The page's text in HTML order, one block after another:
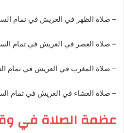
– صلاة الظهر في العريش في تمام الساعة 12:43
– صلاة العصر في العريش في تمام الساعة 4:22
– صلاة المغرب في العريش في تمام الساعة
– صلاة العشاء في العريش في تمام الساعة
عظمة الصلاة في